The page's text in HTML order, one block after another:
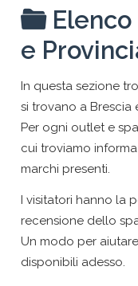
e
In questa sezione
si trovano a Brescia
Per ogni outlet e
cui troviamo
marchi presenti.
I visitatori hanno la
recensione dello
Un modo per
disponibili adesso.